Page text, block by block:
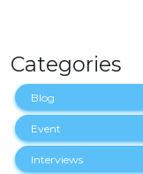
Categories
Blog
Event
Interviews